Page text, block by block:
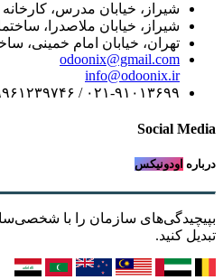
شیراز، خیابان مدرس، کارخانه
شیراز، خیابان ملاصدرا،
تهران، خیابان امام خمینی،
odoonix@gmail.com
info@odoonix.ir
۰۲۱-۹۱۰۱۳۶۹۹ / ۰۹۹۶۱۲۳۹۷۴۶ / ۰۹۱۰۱۹۸۱۷۱۳-۱۴
Social Media
درباره اودونیکس
بپیچیدگی‌های سازمان را با
تبدیل کنید.